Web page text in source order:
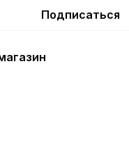
Подписаться